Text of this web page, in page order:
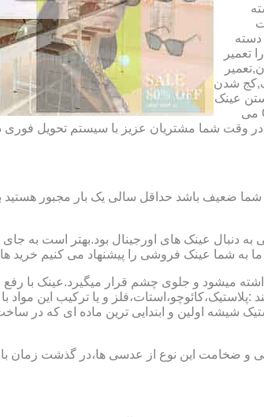
دسته
تعمیر
شدن
عینک
فلزی,تعمیر عینک بچه گانه,دسته Rey Ban,دسته AO,دسته Police,دسته Chopard می
در وقت شما مشتریان عزیز با سیستم تحویل
ضعیف باشد حداقل سالی یک بار مجبور
دنبال عینک های اورجینال بود.بهتر است به
ما به شما عینک فروشی را پیشنهاد می کنیم خرید
و جلوی چشم قرار میگیرد.عینک با رفع
:پلاستیک،کائوچو،استات،فلز و یا ترکیب این
لنز :جنس عدسی عینکها از دو دسته ی کلی ساخته شده :۱ : شیشه۲: پلاستیک شیشه
و ضخامت این نوع از عدسی ها،در گذشت زمان